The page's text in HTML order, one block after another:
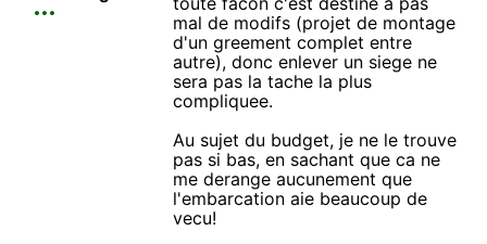
mal de modifs (projet de montage
d'un greement complet entre
autre), donc enlever un siege ne
sera pas la tache la plus
compliquee.
Au sujet du budget, je ne le trouve
pas si bas, en sachant que ca ne
me derange aucunement que
l'embarcation aie beaucoup de
vecu!